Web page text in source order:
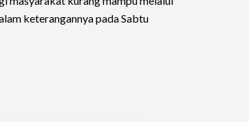
keterangannya pada Sabtu